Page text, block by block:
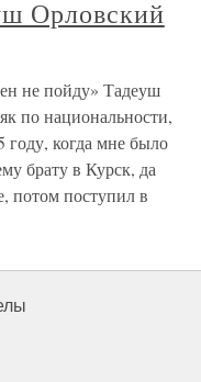
Орловский
не пойду» Тадеуш
по национальности,
когда мне было
брату в Курск, да
потом поступил в